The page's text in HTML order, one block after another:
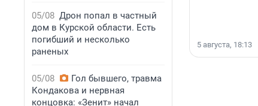
05/08 Дрон попал в частный
дом в Курской области. Есть
погибший и несколько
раненых
05/08
Гол бывшего, травма
Кондакова и нервная
концовка: «Зенит» начал
5 августа, 18:13